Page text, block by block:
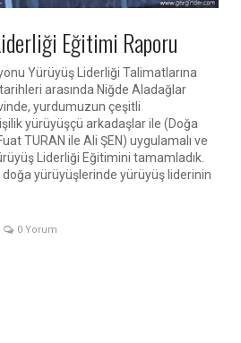
Eğitimi Raporu
Yürüyüş Liderliği Talimatlarına
arasında Niğde Aladağlar
yurdumuzun çeşitli
yürüyüşçü arkadaşlar ile (Doğa
TURAN ile Ali ŞEN) uygulamalı ve
Liderliği Eğitimini tamamladık.
doğa yürüyüşlerinde yürüyüş liderinin
0 Yorum